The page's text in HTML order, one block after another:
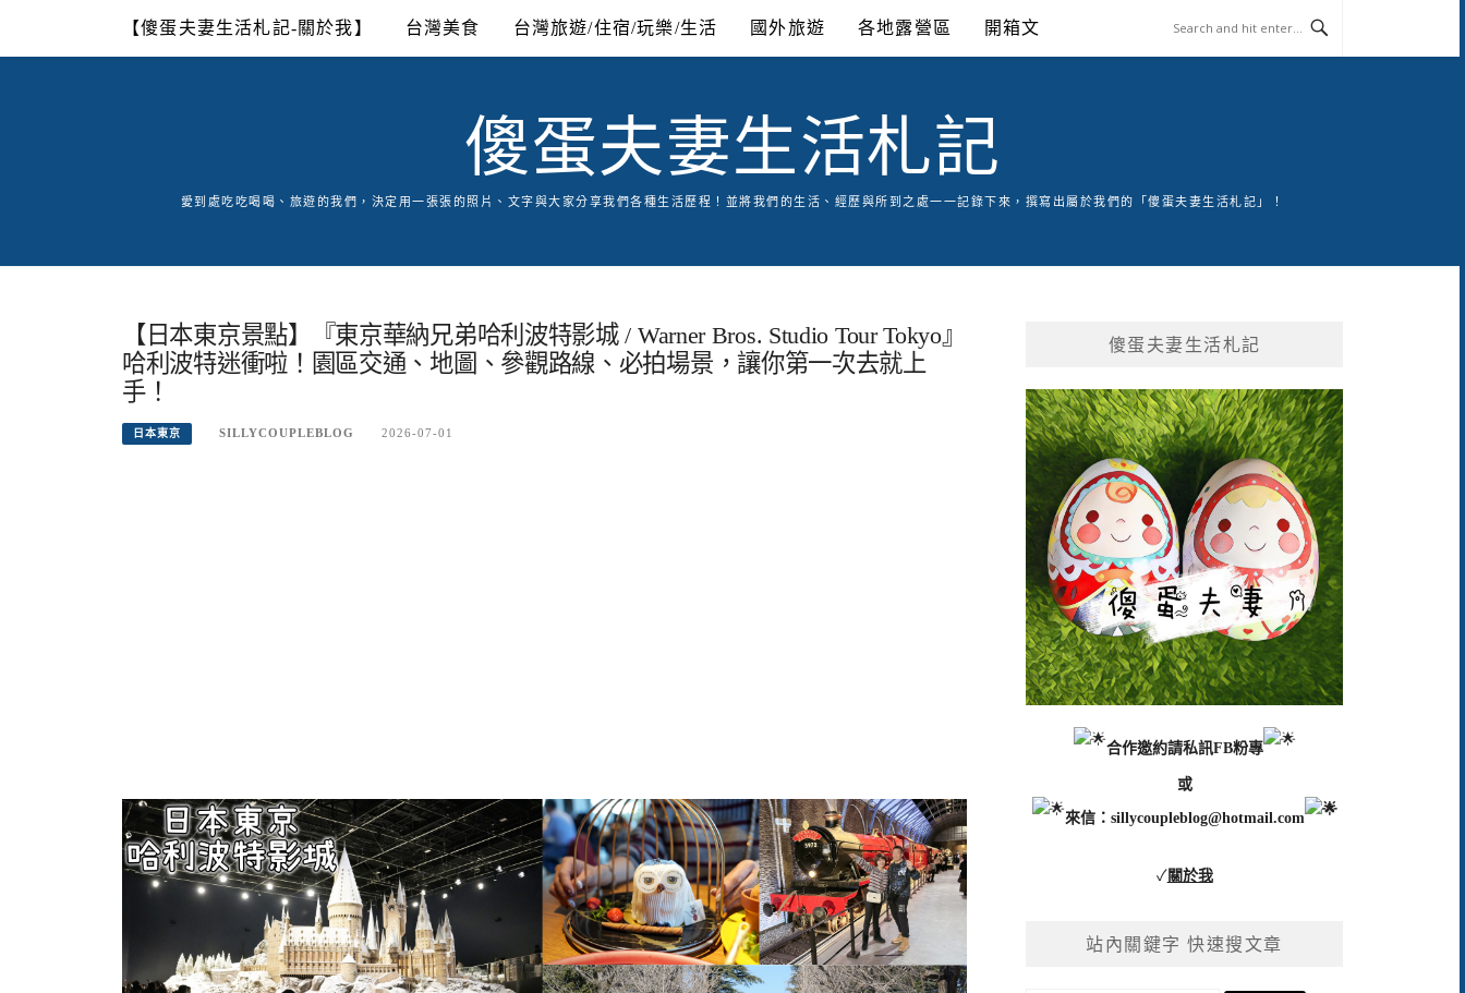
content
【傻蛋夫妻生活札記-關於我】 台灣美食 台灣旅遊/住宿/玩樂/生活 國外旅遊 各地露營區 開箱文
傻蛋夫妻生活札記
愛到處吃吃喝喝、旅遊的我們，決定用一張張的照片、文字與大家分享我們各種生活歷程！並將我們的生活、經歷與所到之處一一記錄下來，撰寫出屬於我們的「傻蛋夫妻生活札記」！
【日本東京景點】『東京華納兄弟哈利波特影城 / Warner Bros. Studio Tour Tokyo』
哈利波特迷衝啦！園區交通、地圖、參觀路線、必拍場景，讓你第一次去就上
手！
日本東京 SILLYCOUPLEBLOG 2026-07-01
傻蛋夫妻生活札記
合作邀約請私訊FB粉專
或
來信： sillycoupleblog@hotmail.com
✓關於我
站內關鍵字 快速搜文章